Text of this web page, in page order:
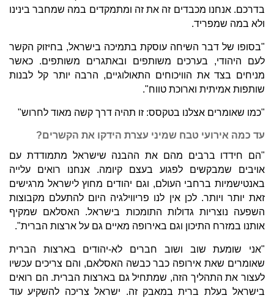
בדרכם. אנחנו מכבדים זה את זה ומתמקדים במה שמחבר בינינו
ולא במה שמפריד.
"בסופו של דבר השיחה עוסקת בתמיכה בישראל, בחיזוק הקשר
לעם היהודי, בערכים משותפים ובאתגרים משותפים. כאשר
מניחים בצד את הוויכוחים התאולוגיים, הרבה יותר קל לבנות
שותפות אמיתית וארוכת טווח".
"כמו שאומרים אצלנו בטקסס: זו תהיה דרך קשה מאוד לחרוש"
עד כמה אירועי טבח שמיני עצרת הידקו את הקשרים?
"הם חידדו ברבים מהם את ההבנה שישראל מתמודדת עם
אויבים שמבקשים לפגוע בעצם קיומה. אנחנו רואים עלייה
באנטישמיות ברחבי העולם, וגם יהודים מחוץ לישראל מרגישים
זאת יותר ויותר. לכן אין לנו פריווילגיה היום להתעלם מקבוצות
השפעה נוצריות גדולות התומכות בישראל. האסלאם שמקיף
אותנו במזרח התיכון וגם באירופה מאיים גם על ארצות הברית".
"אני שומעת שוב ושוב חברים לא-יהודים בארצות הברית
שאומרים שאת אירופה כבר כבשה האסלאם, והם צריכים עכשיו
לעצור את התהליך הזה, שמתחיל גם בארצות הברית. הם רואים
בישראל בעלת ברית במאבק זה. ישראל צריכה להשקיע עוד